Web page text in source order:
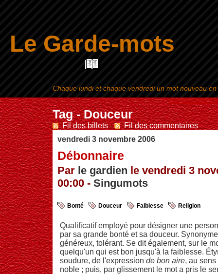
Le Garde-mots
Aller au contenu|
Tag - Douceur
Fil des billets-
Fil des commentaires
vendredi 3 novembre 2006
Débonnaire
Par le gardien le vendredi 3
00:00 - Singumots
Bonté Douceur Faiblesse Religion
Qualificatif employé pour désigner une
par sa grande bonté et sa douceur.
généreux, tolérant. Se dit également, sur le
quelqu'un qui est bon jusqu'à la faiblesse.
soudure, de l'expression de bon aire, au
noble ; puis, par glissement le mot a pris le
Chaque lundi et chaque vendredi un mot nouveau